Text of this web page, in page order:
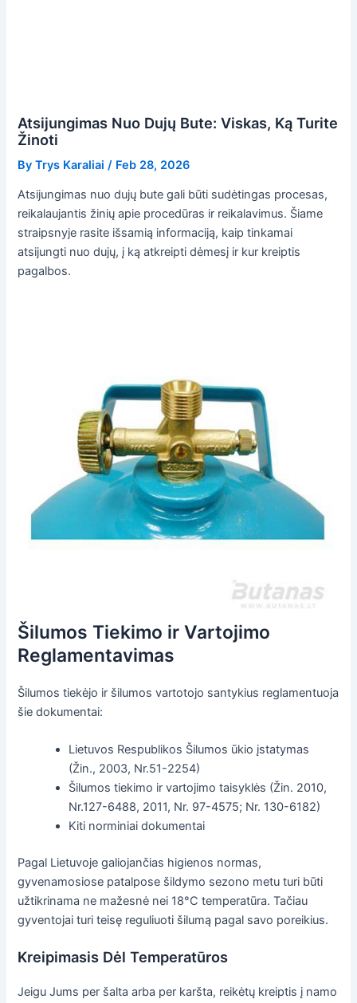
Atsijungimas Nuo Dujų Bute: Viskas, Ką Turite
Žinoti
ByTrys Karaliai / Feb 28, 2026
Atsijungimas nuo dujų bute gali būti sudėtingas procesas,
reikalaujantis žinių apie procedūras ir reikalavimus. Šiame
straipsnyje rasite išsamią informaciją, kaip tinkamai
atsijungti nuo dujų, į ką atkreipti dėmesį ir kur kreiptis
pagalbos.
Šilumos Tiekimo ir Vartojimo
Reglamentavimas
Šilumos tiekėjo ir šilumos vartotojo santykius reglamentuoja
šie dokumentai:
Lietuvos Respublikos Šilumos ūkio įstatymas
(Žin., 2003, Nr.51-2254)
Šilumos tiekimo ir vartojimo taisyklės (Žin. 2010,
Nr.127-6488, 2011, Nr. 97-4575; Nr. 130-6182)
Kiti norminiai dokumentai
Pagal Lietuvoje galiojančias higienos normas,
gyvenamosiose patalpose šildymo sezono metu turi būti
užtikrinama ne mažesnė nei 18°C temperatūra. Tačiau
gyventojai turi teisę reguliuoti šilumą pagal savo poreikius.
Kreipimasis Dėl Temperatūros
Jeigu Jums per šalta arba per karšta, reikėtų kreiptis į namo